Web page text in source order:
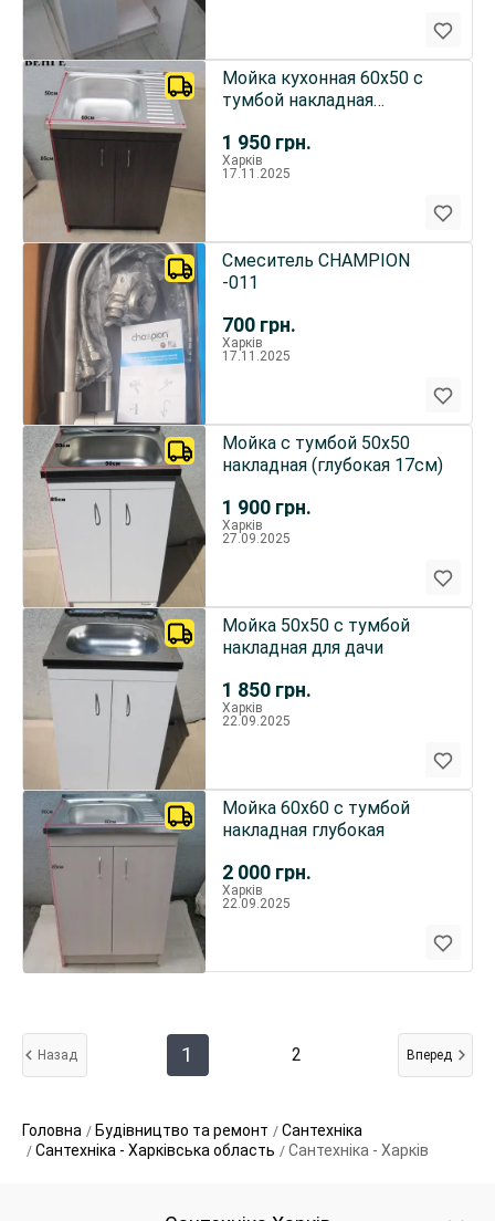
1 950 грн.
Мойка кухонная 60х50 с
тумбой накладная
Харків
17.11.2025
700 грн.
Смеситель CHAMPION
-011
Харків
17.11.2025
1 900 грн.
Мойка с тумбой 50х50
накладная (глубокая 17см)
Харків
27.09.2025
1 850 грн.
Мойка 50х50 с тумбой
накладная для дачи
Харків
22.09.2025
2 000 грн.
Мойка 60х60 с тумбой
накладная глубокая
Харків
22.09.2025
Назад 1 2 Вперед
Головна Будівництво та ремонт
Сантехніка
Сантехніка - Харківська область
Сантехніка - Харків